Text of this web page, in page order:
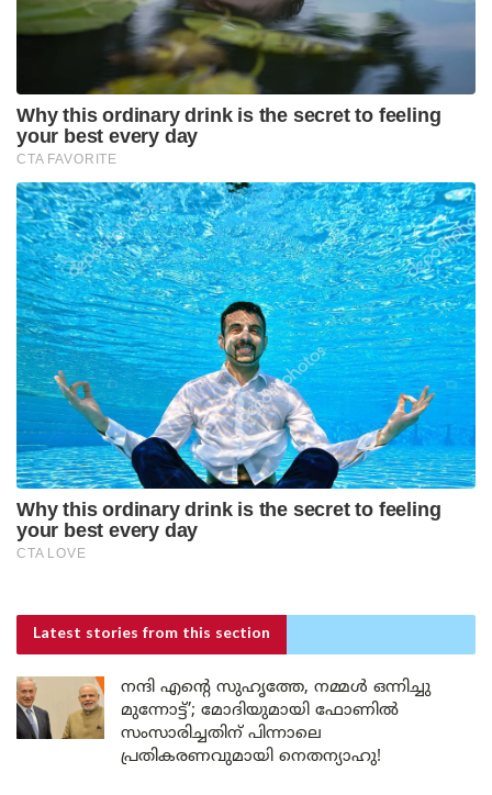
Latest stories from this section
നന്ദി എൻ്റെ സുഹൃത്തേ, നമ്മൾ ഒന്നിച്ചു
മുന്നോട്ട്’; മോദിയുമായി ഫോണിൽ
സംസാരിച്ചതിന് പിന്നാലെ
പ്രതികരണവുമായി നെതന്യാഹു!